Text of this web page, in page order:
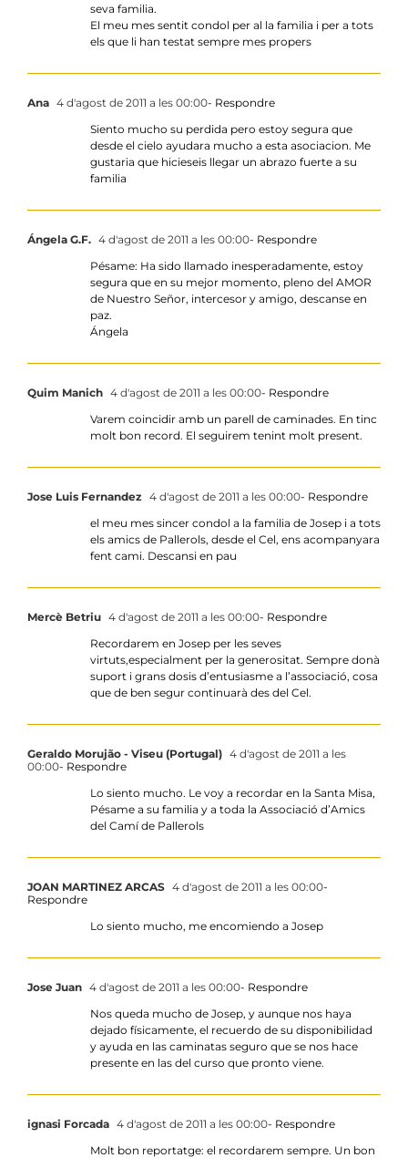
seva familia.
El meu mes sentit condol per al la familia i per a tots
els que li han testat sempre mes propers
Ana 4 d'agost de 2011 a les 00:00- Respondre
Siento mucho su perdida pero estoy segura que
desde el cielo ayudara mucho a esta asociacion. Me
gustaria que hicieseis llegar un abrazo fuerte a su
familia
Ángela G.F. 4 d'agost de 2011 a les 00:00- Respondre
Pésame: Ha sido llamado inesperadamente, estoy
segura que en su mejor momento, pleno del AMOR
de Nuestro Señor, intercesor y amigo, descanse en
paz.
Ángela
Quim Manich 4 d'agost de 2011 a les 00:00- Respondre
Varem coincidir amb un parell de caminades. En tinc
molt bon record. El seguirem tenint molt present.
Jose Luis Fernandez 4 d'agost de 2011 a les 00:00- Respondre
el meu mes sincer condol a la familia de Josep i a tots
els amics de Pallerols, desde el Cel, ens acompanyara
fent cami. Descansi en pau
Mercè Betriu 4 d'agost de 2011 a les 00:00- Respondre
Recordarem en Josep per les seves
virtuts,especialment per la generositat. Sempre donà
suport i grans dosis d’entusiasme a l’associació, cosa
que de ben segur continuarà des del Cel.
Geraldo Morujão - Viseu (Portugal) 4 d'agost de 2011 a les
00:00- Respondre
Lo siento mucho. Le voy a recordar en la Santa Misa,
Pésame a su familia y a toda la Associació d’Amics
del Camí de Pallerols
JOAN MARTINEZ ARCAS 4 d'agost de 2011 a les 00:00-
Respondre
Lo siento mucho, me encomiendo a Josep
Jose Juan 4 d'agost de 2011 a les 00:00- Respondre
Nos queda mucho de Josep, y aunque nos haya
dejado físicamente, el recuerdo de su disponibilidad
y ayuda en las caminatas seguro que se nos hace
presente en las del curso que pronto viene.
ignasi Forcada 4 d'agost de 2011 a les 00:00- Respondre
Molt bon reportatge: el recordarem sempre. Un bon